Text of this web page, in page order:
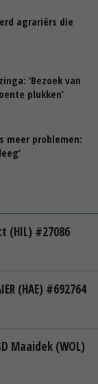
agrariërs die
‘Bezoek van
plukken’
meer problemen:
(HIL) #27086
(HAE) #692764
Maaidek (WOL)